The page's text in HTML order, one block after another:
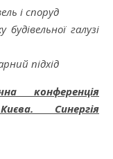
і споруд
галузі
підхід
конференція
Синергія